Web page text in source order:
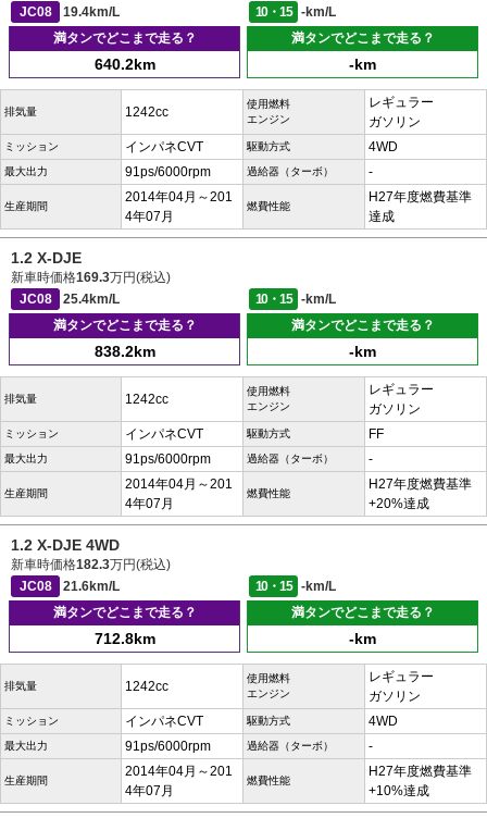
JC08
19.4km/L 10・15
-km/L
満タンでどこまで走る？
640.2km
満タンでどこまで走る？
-km
排気量 1242cc
使用燃料
エンジン
レギュラー
ガソリン
ミッション インパネCVT 駆動方式 4WD
最大出力 91ps/6000rpm 過給器（ターボ） -
生産期間
2014年04月～201
4年07月
燃費性能
H27年度燃費基準
達成
1.2 X-DJE
新車時価格169.3万円(税込)
JC08
25.4km/L 10・15
-km/L
満タンでどこまで走る？
838.2km
満タンでどこまで走る？
-km
排気量 1242cc
使用燃料
エンジン
レギュラー
ガソリン
ミッション インパネCVT 駆動方式 FF
最大出力 91ps/6000rpm 過給器（ターボ） -
生産期間
2014年04月～201
4年07月
燃費性能
H27年度燃費基準
+20%達成
1.2 X-DJE 4WD
新車時価格182.3万円(税込)
JC08
21.6km/L 10・15
-km/L
満タンでどこまで走る？
712.8km
満タンでどこまで走る？
-km
排気量 1242cc
使用燃料
エンジン
レギュラー
ガソリン
ミッション インパネCVT 駆動方式 4WD
最大出力 91ps/6000rpm 過給器（ターボ） -
生産期間
2014年04月～201
4年07月
燃費性能
H27年度燃費基準
+10%達成